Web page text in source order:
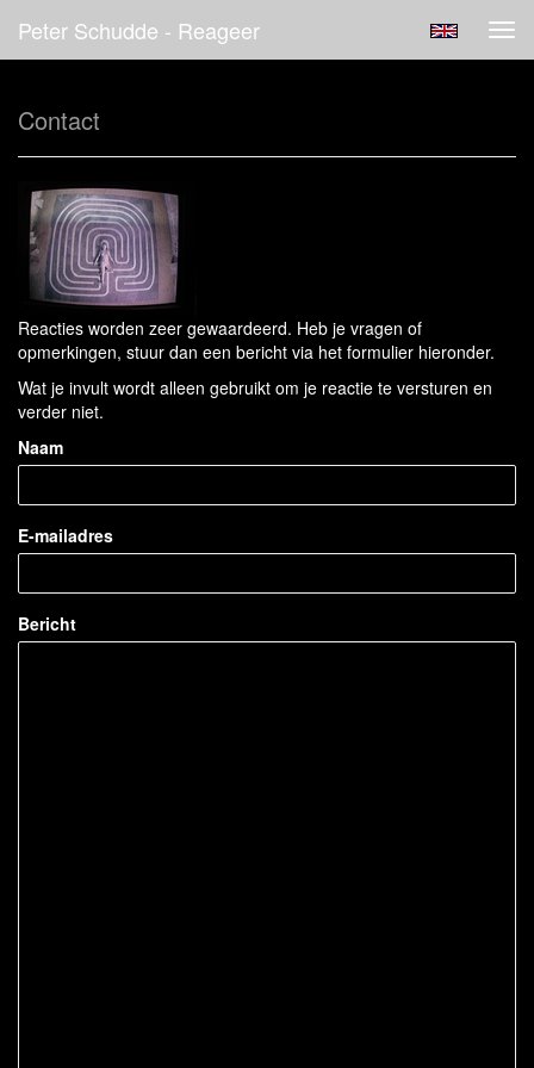
Peter Schudde - Reageer
Contact
Reacties worden zeer gewaardeerd. Heb je vragen of
opmerkingen, stuur dan een bericht via het formulier hieronder.
Wat je invult wordt alleen gebruikt om je reactie te versturen en
verder niet.
Naam
E-mailadres
Bericht